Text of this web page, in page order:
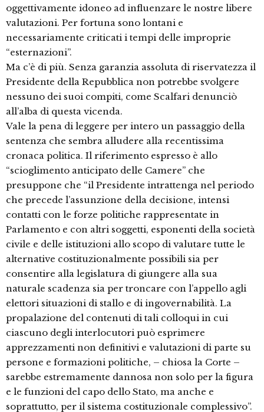
oggettivamente idoneo ad influenzare le nostre libere
valutazioni. Per fortuna sono lontani e
necessariamente criticati i tempi delle improprie
“esternazioni”.
Ma c’è di più. Senza garanzia assoluta di riservatezza il
Presidente della Repubblica non potrebbe svolgere
nessuno dei suoi compiti, come Scalfari denunciò
all’alba di questa vicenda.
Vale la pena di leggere per intero un passaggio della
sentenza che sembra alludere alla recentissima
cronaca politica. Il riferimento espresso è allo
“scioglimento anticipato delle Camere” che
presuppone che “il Presidente intrattenga nel periodo
che precede l’assunzione della decisione, intensi
contatti con le forze politiche rappresentate in
Parlamento e con altri soggetti, esponenti della società
civile e delle istituzioni allo scopo di valutare tutte le
alternative costituzionalmente possibili sia per
consentire alla legislatura di giungere alla sua
naturale scadenza sia per troncare con l’appello agli
elettori situazioni di stallo e di ingovernabilità. La
propalazione del contenuti di tali colloqui in cui
ciascuno degli interlocutori può esprimere
apprezzamenti non definitivi e valutazioni di parte su
persone e formazioni politiche, – chiosa la Corte –
sarebbe estremamente dannosa non solo per la figura
e le funzioni del capo dello Stato, ma anche e
soprattutto, per il sistema costituzionale complessivo”.